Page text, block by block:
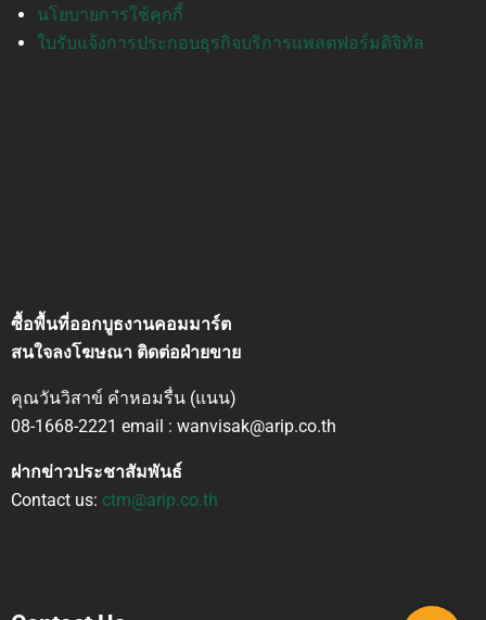
นโยบายการใช้คุกกี้
ใบรับแจ้งการประกอบธุรกิจบริการแพลตฟอร์มดิจิทัล
ซื้อพื้นที่ออกบูธงานคอมมาร์ต
สนใจลงโฆษณา ติดต่อฝ่ายขาย
คุณวันวิสาข์ คำหอมรื่น (แนน)
08-1668-2221 email : wanvisak@arip.co.th
ฝากข่าวประชาสัมพันธ์
Contact us: ctm@arip.co.th